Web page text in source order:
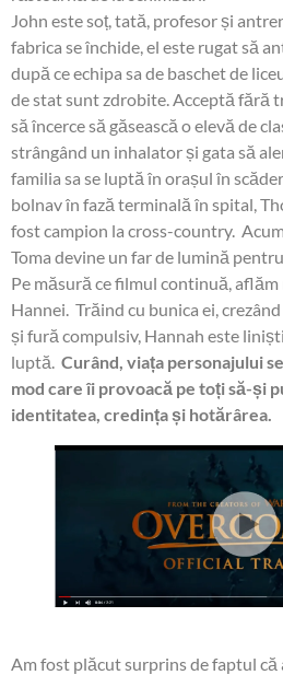
John este soț, tată, profesor și
fabrica se închide, el este rugat să
după ce echipa sa de baschet de
de stat sunt zdrobite. Acceptă fără
să încerce să găsească o elevă de
strângând un inhalator și gata să
familia sa se luptă în orașul în
bolnav în fază terminală în spital,
fost campion la cross-country.
Toma devine un far de lumină
Pe măsură ce filmul continuă,
Hannei. Trăind cu bunica ei,
și fură compulsiv, Hannah este
luptă. Curând, viața personajului
mod care îi provoacă pe toți să-și
identitatea, credința și hotărârea.
Am fost plăcut surprins de faptul că